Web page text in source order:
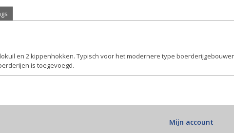
en 2 kippenhokken. Typisch voor het modernere type
is toegevoegd.
Mijn account